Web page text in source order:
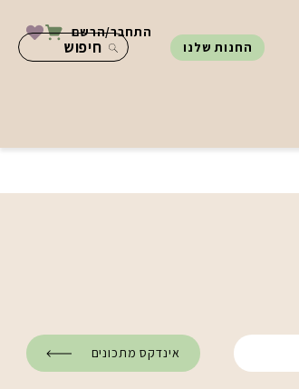
התחבר/הרשם
החנות שלנו
אינדקס מתכונים